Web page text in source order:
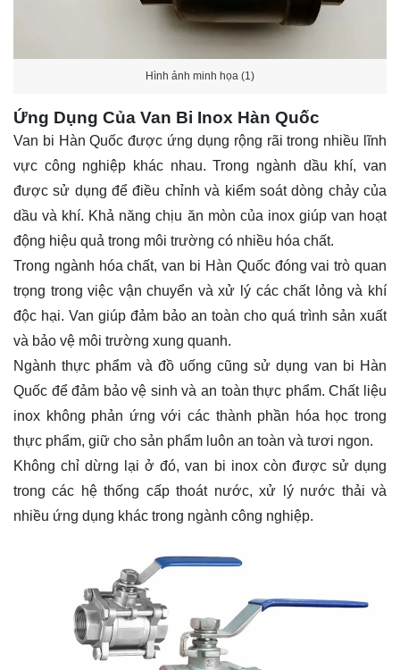
Hình ảnh minh họa (1)
Ứng Dụng Của Van Bi Inox Hàn Quốc
Van bi Hàn Quốc được ứng dụng rộng rãi trong nhiều lĩnh
vực công nghiệp khác nhau. Trong ngành dầu khí, van
được sử dụng để điều chỉnh và kiểm soát dòng chảy của
dầu và khí. Khả năng chịu ăn mòn của inox giúp van hoạt
động hiệu quả trong môi trường có nhiều hóa chất.
Trong ngành hóa chất, van bi Hàn Quốc đóng vai trò quan
trọng trong việc vận chuyển và xử lý các chất lỏng và khí
độc hại. Van giúp đảm bảo an toàn cho quá trình sản xuất
và bảo vệ môi trường xung quanh.
Ngành thực phẩm và đồ uống cũng sử dụng van bi Hàn
Quốc để đảm bảo vệ sinh và an toàn thực phẩm. Chất liệu
inox không phản ứng với các thành phần hóa học trong
thực phẩm, giữ cho sản phẩm luôn an toàn và tươi ngon.
Không chỉ dừng lại ở đó, van bi inox còn được sử dụng
trong các hệ thống cấp thoát nước, xử lý nước thải và
nhiều ứng dụng khác trong ngành công nghiệp.